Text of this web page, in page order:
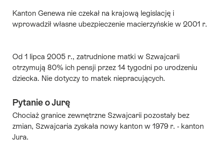
Kanton Genewa nie czekał na krajową legislację i
wprowadził własne ubezpieczenie macierzyńskie w 2001 r.
Od 1 lipca 2005 r., zatrudnione matki w Szwajcarii
otrzymują 80% ich pensji przez 14 tygodni po urodzeniu
dziecka. Nie dotyczy to matek niepracujących.
Pytanie o Jurę
Chociaż granice zewnętrzne Szwajcarii pozostały bez
zmian, Szwajcaria zyskała nowy kanton w 1979 r. - kanton
Jura.